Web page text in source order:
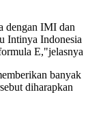
dengan IMI dan
Intinya Indonesia
E,"jelasnya
banyak
diharapkan